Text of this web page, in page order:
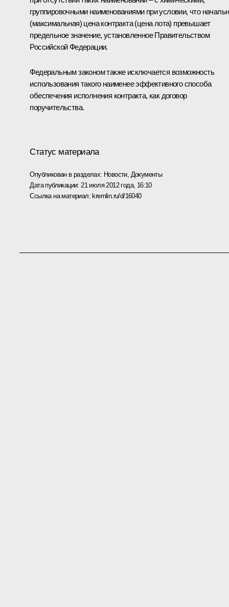
группировочными наименованиями при условии, что
(максимальная) цена контракта (цена лота) превышает
предельное значение, установленное Правительством
Российской Федерации.
Федеральным законом также исключается возможность
использования такого наименее эффективного способа
обеспечения исполнения контракта, как договор
поручительства.
Статус материала
Опубликован в разделах: Новости, Документы
Дата публикации: 21 июля 2012 года, 16:10
Ссылка на материал: kremlin.ru/d/16040